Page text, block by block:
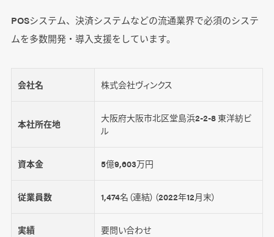
POSシステム、決済システムなどの流通業界で必須のシステ
ムを多数開発・導入支援をしています。
会社名 株式会社ヴィンクス
本社所在地
大阪府大阪市北区堂島浜2-2-8 東洋紡ビ
ル
資本金 5億9,603万円
従業員数 1,474名（連結）（2022年12月末）
実績 要問い合わせ